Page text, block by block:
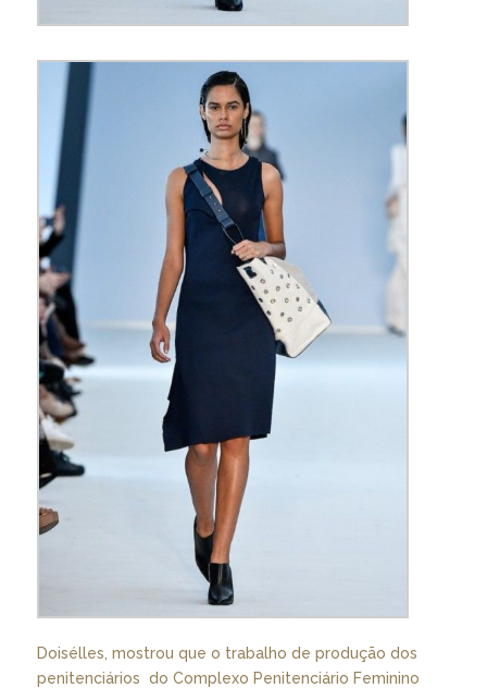
Doisélles, mostrou que o trabalho de produção dos
penitenciários do Complexo Penitenciário Feminino